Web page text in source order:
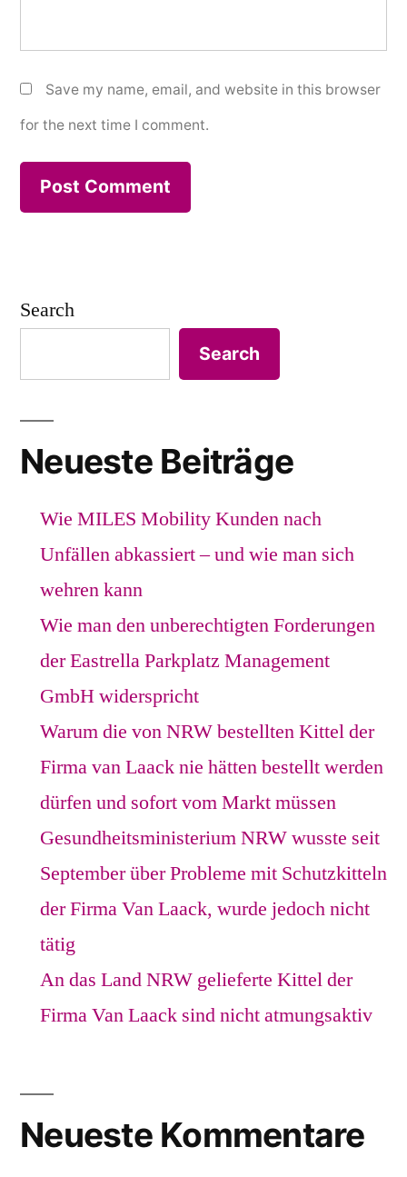
Save my name, email, and website in this browser
for the next time I comment.
Search
Search
Neueste Beiträge
Wie MILES Mobility Kunden nach
Unfällen abkassiert – und wie man sich
wehren kann
Wie man den unberechtigten Forderungen
der Eastrella Parkplatz Management
GmbH widerspricht
Warum die von NRW bestellten Kittel der
Firma van Laack nie hätten bestellt werden
dürfen und sofort vom Markt müssen
Gesundheitsministerium NRW wusste seit
September über Probleme mit Schutzkitteln
der Firma Van Laack, wurde jedoch nicht
tätig
An das Land NRW gelieferte Kittel der
Firma Van Laack sind nicht atmungsaktiv
Neueste Kommentare